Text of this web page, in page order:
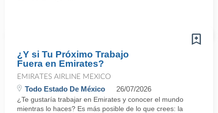
¿Y si Tu Próximo Trabajo
Fuera en Emirates?
EMIRATES AIRLINE MEXICO
Todo Estado De México 26/07/2026
¿Te gustaría trabajar en Emirates y conocer el mundo
mientras lo haces? Es más posible de lo que crees: la